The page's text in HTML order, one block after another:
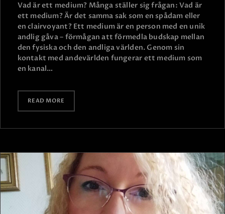
Vad är ett medium? Många ställer sig frågan: Vad är
ett medium? Är det samma sak som en spådam eller
en clairvoyant? Ett medium är en person med en unik
andlig gåva – förmågan att förmedla budskap mellan
den fysiska och den andliga världen. Genom sin
kontakt med andevärlden fungerar ett medium som
en kanal…
READ MORE